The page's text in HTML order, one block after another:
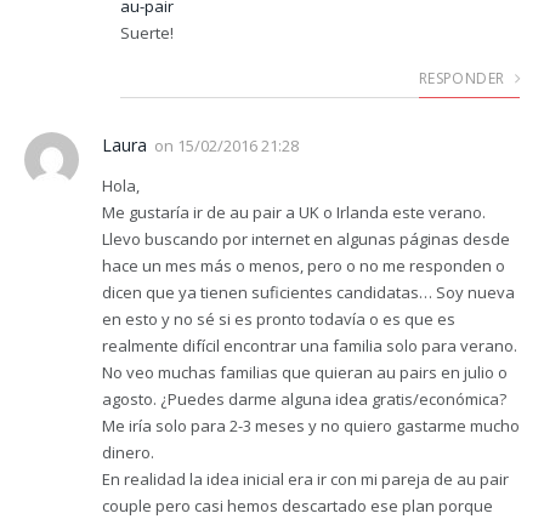
au-pair
Suerte!
RESPONDER
Laura on 15/02/2016 21:28
Hola,
Me gustaría ir de au pair a UK o Irlanda este verano.
Llevo buscando por internet en algunas páginas desde
hace un mes más o menos, pero o no me responden o
dicen que ya tienen suficientes candidatas… Soy nueva
en esto y no sé si es pronto todavía o es que es
realmente difícil encontrar una familia solo para verano.
No veo muchas familias que quieran au pairs en julio o
agosto. ¿Puedes darme alguna idea gratis/económica?
Me iría solo para 2-3 meses y no quiero gastarme mucho
dinero.
En realidad la idea inicial era ir con mi pareja de au pair
couple pero casi hemos descartado ese plan porque